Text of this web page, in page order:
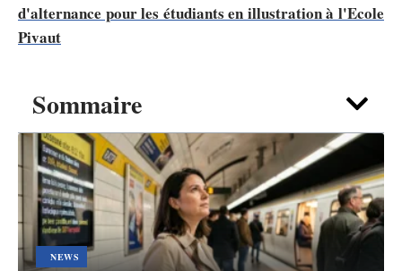
Sommaire
NEWS
d'alternance pour les étudiants en illustration à l'Ecole
Pivaut